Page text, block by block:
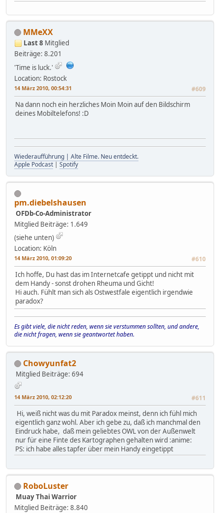
MMeXX
Last 8 Mitglied
Beiträge: 8.201
'Time is luck.'
Location: Rostock
14 März 2010, 00:54:31 #609
Na dann noch ein herzliches Moin Moin auf den Bildschirm
deines Mobiltelefons! :D
Wiederaufführung | Alte Filme. Neu entdeckt.
Apple Podcast | Spotify
pm.diebelshausen
OFDb-Co-Administrator
Mitglied Beiträge: 1.649
(siehe unten)
Location: Köln
14 März 2010, 01:09:20 #610
Ich hoffe, Du hast das im Internetcafe getippt und nicht mit
dem Handy - sonst drohen Rheuma und Gicht!
Hi auch. Fühlt man sich als Ostwestfale eigentlich irgendwie
paradox?
Es gibt viele, die nicht reden, wenn sie verstummen sollten, und andere,
die nicht fragen, wenn sie geantwortet haben.
Chowyunfat2
Mitglied Beiträge: 694
14 März 2010, 02:12:20 #611
Hi, weiß nicht was du mit Paradox meinst, denn ich fühl mich
eigentlich ganz wohl. Aber ich gebe zu, daß ich manchmal den
Eindruck habe, daß mein geliebtes OWL von der Außenwelt
nur für eine Finte des Kartographen gehalten wird :anime:
PS: ich habe alles tapfer über mein Handy eingetippt
RoboLuster
Muay Thai Warrior
Mitglied Beiträge: 8.840